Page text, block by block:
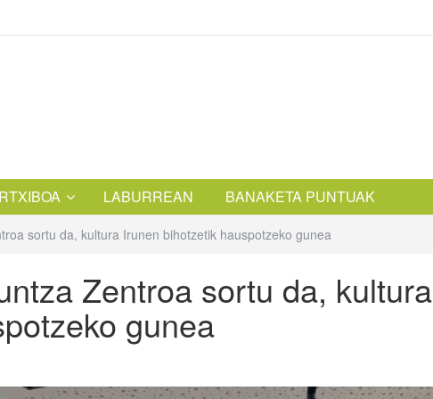
LABURREAN BANAKETA PUNTUAK
sortu da, kultura Irunen bihotzetik hauspotzeko gunea
Zentroa sortu da, kultura
gunea